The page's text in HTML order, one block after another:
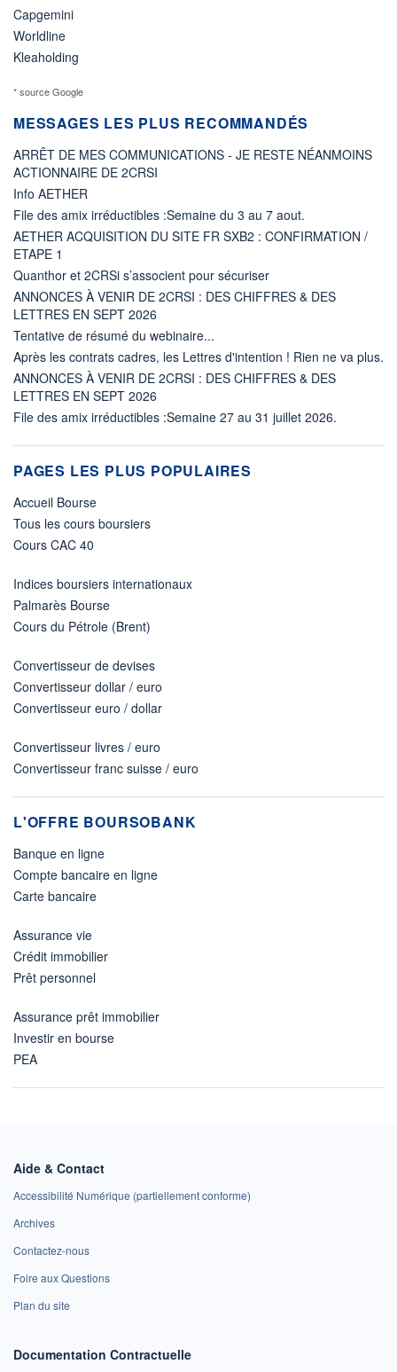
Capgemini
Worldline
Kleaholding
* source Google
MESSAGES LES PLUS RECOMMANDÉS
ARRÊT DE MES COMMUNICATIONS - JE RESTE NÉANMOINS
ACTIONNAIRE DE 2CRSI
Info AETHER
File des amix irréductibles :Semaine du 3 au 7 aout.
AETHER ACQUISITION DU SITE FR SXB2 : CONFIRMATION /
ETAPE 1
Quanthor et 2CRSi s’associent pour sécuriser
ANNONCES À VENIR DE 2CRSI : DES CHIFFRES & DES
LETTRES EN SEPT 2026
Tentative de résumé du webinaire...
Après les contrats cadres, les Lettres d'intention ! Rien ne va plus.
ANNONCES À VENIR DE 2CRSI : DES CHIFFRES & DES
LETTRES EN SEPT 2026
File des amix irréductibles :Semaine 27 au 31 juillet 2026.
PAGES LES PLUS POPULAIRES
Accueil Bourse
Tous les cours boursiers
Cours CAC 40
Indices boursiers internationaux
Palmarès Bourse
Cours du Pétrole (Brent)
Convertisseur de devises
Convertisseur dollar / euro
Convertisseur euro / dollar
Convertisseur livres / euro
Convertisseur franc suisse / euro
L'OFFRE BOURSOBANK
Banque en ligne
Compte bancaire en ligne
Carte bancaire
Assurance vie
Crédit immobilier
Prêt personnel
Assurance prêt immobilier
Investir en bourse
PEA
Aide & Contact
Accessibilité Numérique (partiellement conforme)
Archives
Contactez-nous
Foire aux Questions
Plan du site
Documentation Contractuelle